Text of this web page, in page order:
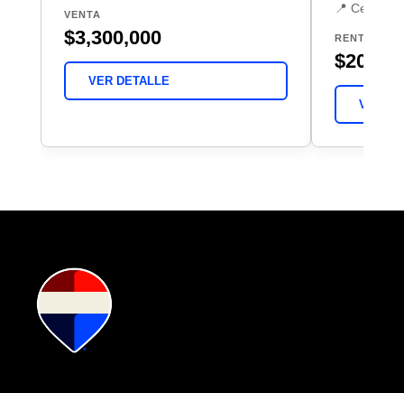
VENTA
$3,300,000
VER DETALLE
📍 Cerro
RENTA
$20,000
VER